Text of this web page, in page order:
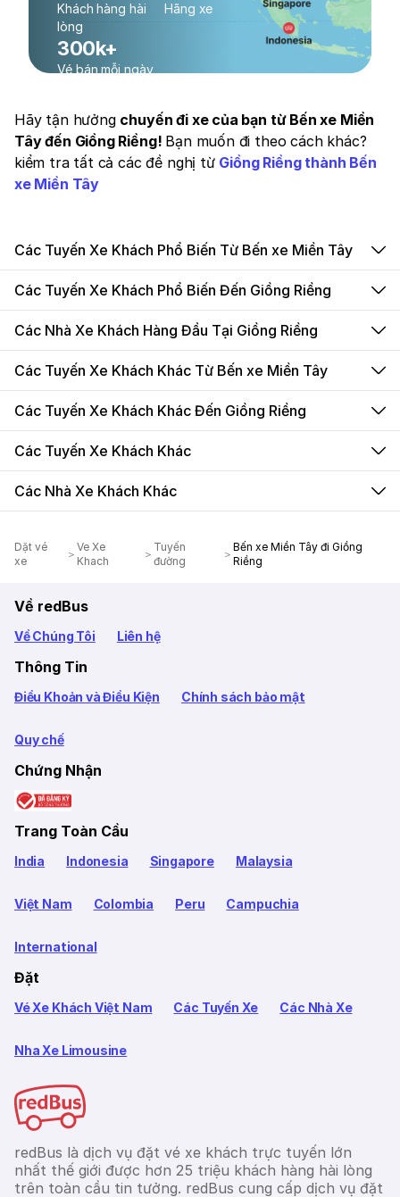
Khách hàng hài
lòng
Hãng xe
300k+
Vé bán mỗi ngày
Hãy tận hưởng chuyến đi xe của bạn từ Bến xe Miền
Tây đến Giồng Riềng! Bạn muốn đi theo cách khác?
kiểm tra tất cả các đề nghị từ Giồng Riềng thành Bến
xe Miền Tây
Các Tuyến Xe Khách Phổ Biến Từ Bến xe Miền Tây
Các Tuyến Xe Khách Phổ Biến Đến Giồng Riềng
Các Nhà Xe Khách Hàng Đầu Tại Giồng Riềng
Các Tuyến Xe Khách Khác Từ Bến xe Miền Tây
Các Tuyến Xe Khách Khác Đến Giồng Riềng
Các Tuyến Xe Khách Khác
Các Nhà Xe Khách Khác
Dặt vé
xe
Ve Xe
Khach
Tuyến
đường
Bến xe Miền Tây đi Giồng
Riềng
Về redBus
Về Chúng Tôi Liên hệ
Thông Tin
Điều Khoản và Điều Kiện Chính sách bảo mật
Quy chế
Chứng Nhận
Trang Toàn Cầu
India Indonesia Singapore Malaysia
Việt Nam Colombia Peru Campuchia
International
Đặt
Vé Xe Khách Việt Nam Các Tuyến Xe Các Nhà Xe
Nha Xe Limousine
redBus là dịch vụ đặt vé xe khách trực tuyến lớn
nhất thế giới được hơn 25 triệu khách hàng hài lòng
trên toàn cầu tin tưởng. redBus cung cấp dịch vụ đặt